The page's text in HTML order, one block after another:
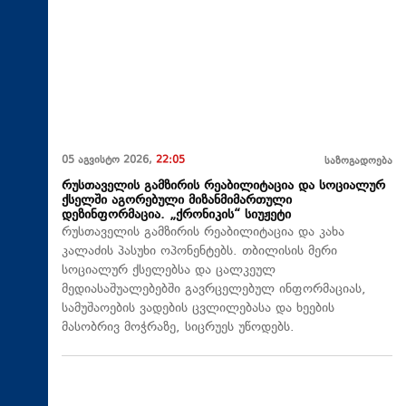
05 აგვისტო 2026, 22:05 საზოგადოება
რუსთაველის გამზირის რეაბილიტაცია და სოციალურ
ქსელში აგორებული მიზანმიმართული
დეზინფორმაცია. „ქრონიკის“ სიუჟეტი
რუსთაველის გამზირის რეაბილიტაცია და კახა
კალაძის პასუხი ოპონენტებს. თბილისის მერი
სოციალურ ქსელებსა და ცალკეულ
მედიასაშუალებებში გავრცელებულ ინფორმაციას,
სამუშაოების ვადების ცვლილებასა და ხეების
მასობრივ მოჭრაზე, სიცრუეს უწოდებს.